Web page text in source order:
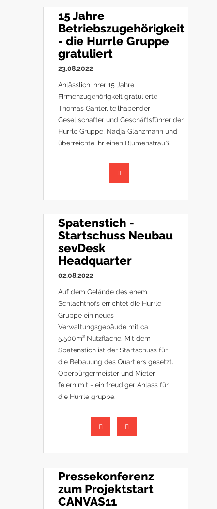
15 Jahre
Betriebszugehörigkeit
- die Hurrle Gruppe
gratuliert
23.08.2022
Anlässlich ihrer 15 Jahre
Firmenzugehörigkeit gratulierte
Thomas Ganter, teilhabender
Gesellschafter und Geschäftsführer der
Hurrle Gruppe, Nadja Glanzmann und
überreichte ihr einen Blumenstrauß.
Spatenstich -
Startschuss Neubau
sevDesk
Headquarter
02.08.2022
Auf dem Gelände des ehem.
Schlachthofs errichtet die Hurrle
Gruppe ein neues
Verwaltungsgebäude mit ca.
5.500m² Nutzfläche. Mit dem
Spatenstich ist der Startschuss für
die Bebauung des Quartiers gesetzt.
Oberbürgermeister und Mieter
feiern mit - ein freudiger Anlass für
die Hurrle gruppe.
Pressekonferenz
zum Projektstart
CANVAS11